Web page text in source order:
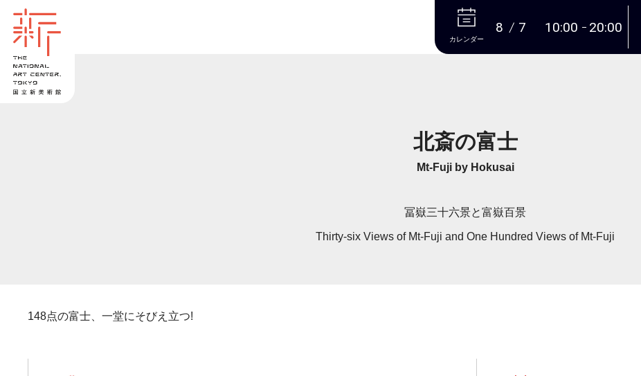
本文へ
カレンダー
8 7 10:00 20:00
北斎の富士
Mt-Fuji by Hokusai
冨嶽三十六景と富嶽百景
Thirty-six Views of Mt-Fuji and One Hundred Views of Mt-Fuji
148点の富士、一堂にそびえ立つ!